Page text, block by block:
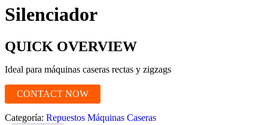
Silenciador
QUICK OVERVIEW
Ideal para máquinas caseras rectas y zigzags
CONTACT NOW
Categoría: Repuestos Máquinas Caseras